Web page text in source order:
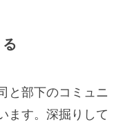
と部下のコミュニ
ます。深掘りして